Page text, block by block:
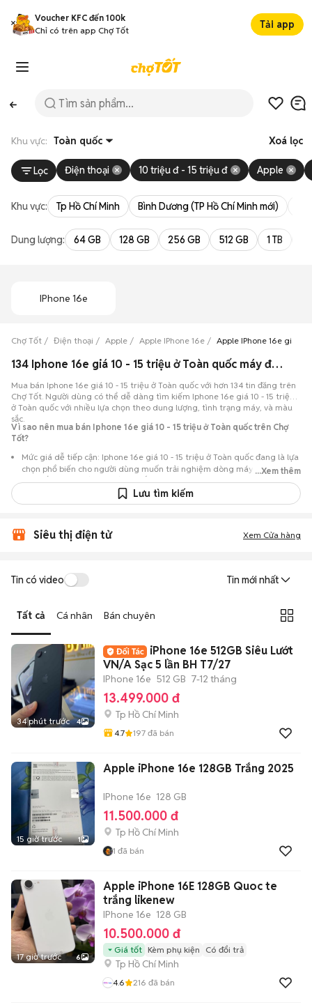
Voucher KFC đến 100k
Chỉ có trên app Chợ Tốt
Tải app
Khu vực: Toàn quốc Xoá lọc
Lọc Điện thoại 10 triệu đ - 15 triệu đ Apple
Khu vực: Tp Hồ Chí Minh Bình Dương (TP Hồ Chí Minh mới)
Dung lượng: 64 GB 128 GB 256 GB 512 GB 1 TB
IPhone 16e
Chợ Tốt Điện thoại Apple Apple IPhone 16e Apple IPhone 16e giá từ
134 Iphone 16e giá 10 - 15 triệu ở Toàn quốc máy đẹp đang bán 08/2026
Mua bán Iphone 16e giá 10 - 15 triệu ở Toàn quốc với hơn 134 tin đăng trên
Chợ Tốt. Người dùng có thể dễ dàng tìm kiếm Iphone 16e giá 10 - 15 triệu
ở Toàn quốc với nhiều lựa chọn theo dung lượng, tình trạng máy, và màu
sắc.
Vì sao nên mua bán Iphone 16e giá 10 - 15 triệu ở Toàn quốc trên Chợ
Tốt?
Mức giá dễ tiếp cận: Iphone 16e giá 10 - 15 triệu ở Toàn quốc đang là lựa
chọn phổ biến cho người dùng muốn trải nghiệm dòng máy này với chi
phí thấp hơn so với khi mới ra mắt.
Nhiều lựa chọn trong tầm giá: Nhiều tin đăng Iphone 16e giá 10 - 15
Chủ động kiểm tra máy: Dễ dàng hẹn gặp để kiểm tra ngoại hình và
Mua bán nhanh chóng: Giao dịch trực tiếp, ít thủ tục, chốt nhanh khi hai
bên đồng ý.
...Xem thêm
Lưu tìm kiếm
Siêu thị điện tử Xem Cửa hàng
Tin có video Tin mới nhất
Tất cả Cá nhân Bán chuyên
34 phút trước 4
iPhone 16e 512GB Siêu Lướt
VN/A Sạc 5 lần BH T7/27
IPhone 16e 512 GB 7-12 tháng
13.499.000 đ
Tp Hồ Chí Minh
4.7 197 đã bán
15 giờ trước 1
Apple iPhone 16e 128GB Trắng 2025
IPhone 16e 128 GB
11.500.000 đ
Tp Hồ Chí Minh
1 đã bán
17 giờ trước 6
Apple iPhone 16E 128GB Quoc te
trắng likenew
IPhone 16e 128 GB
10.500.000 đ
Giá tốt Kèm phụ kiện Có đổi trả
Tp Hồ Chí Minh
4.6 216 đã bán